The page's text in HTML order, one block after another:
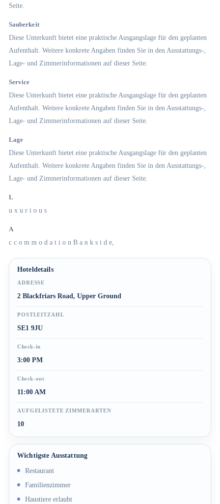
Seite.
Sauberkeit
Diese Unterkunft bietet eine praktische Ausgangslage für den geplanten
Aufenthalt. Weitere konkrete Angaben finden Sie in den Ausstattungs-,
Lage- und Zimmerinformationen auf dieser Seite.
Service
Diese Unterkunft bietet eine praktische Ausgangslage für den geplanten
Aufenthalt. Weitere konkrete Angaben finden Sie in den Ausstattungs-,
Lage- und Zimmerinformationen auf dieser Seite.
Lage
Diese Unterkunft bietet eine praktische Ausgangslage für den geplanten
Aufenthalt. Weitere konkrete Angaben finden Sie in den Ausstattungs-,
Lage- und Zimmerinformationen auf dieser Seite.
L
u x u r i o u s
A
c c o m m o d a t i o n B a n k s i d e,
Hoteldetails
ADRESSE
2 Blackfriars Road, Upper Ground
POSTLEITZAHL
SE1 9JU
Check-in
3:00 PM
Check-out
11:00 AM
AUFGELISTETE ZIMMERARTEN
10
Wichtigste Ausstattung
Restaurant
Familienzimmer
Haustiere erlaubt